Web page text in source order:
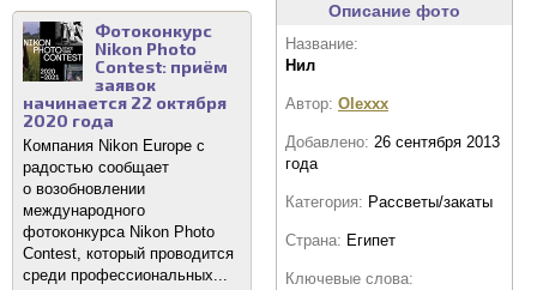
Фотоконкурс
Nikon Photo
Contest: приём
заявок
начинается 22 октября
2020 года
Компания Nikon Europe с
радостью сообщает
о возобновлении
международного
фотоконкурса Nikon Photo
Contest, который проводится
среди профессиональных...
Описание фото
Название:
Нил
Автор: Olexxx
Добавлено: 26 сентября 2013
года
Категория: Рассветы/закаты
Страна: Египет
Ключевые слова: